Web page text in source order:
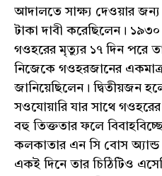
আদালতে সাক্ষ্য দেওয়ার
টাকা দাবী করেছিলেন। ১৯৩০
গওহরের মৃত্যুর ১৭ দিন পরে
নিজেকে গওহরজানের
জানিয়েছিলেন। দ্বিতীয়জন
সওযোয়ারি যার সাথে
বহু তিক্ততার ফলে
কলকাতার এন সি বোস
একই দিনে তার চিঠিটিও